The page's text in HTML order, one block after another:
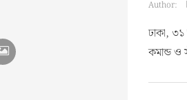
Author:
ঢাকা, ৩১
কমান্ড